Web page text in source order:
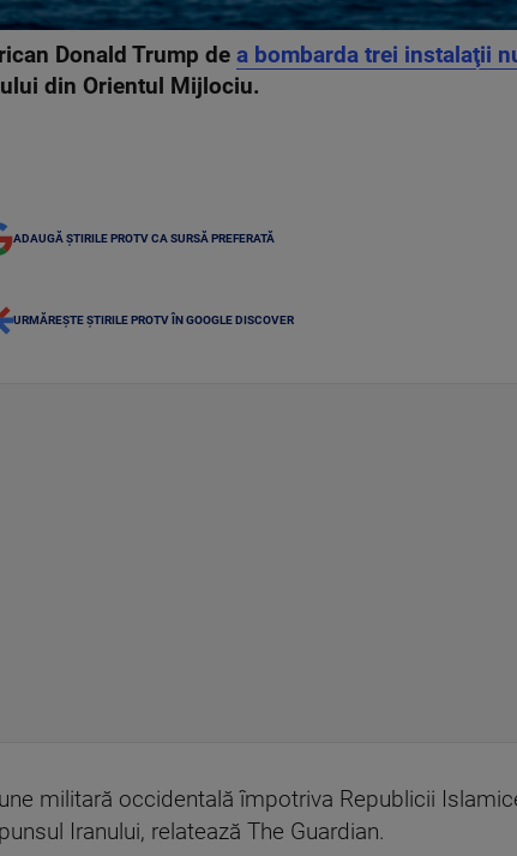
Donald Trump de a bombarda trei instalaţii
din Orientul Mijlociu.
ADAUGĂ ȘTIRILE PROTV CA SURSĂ PREFERATĂ
URMĂREȘTE ȘTIRILE PROTV ÎN GOOGLE DISCOVER
militară occidentală împotriva Republicii
Iranului, relatează The Guardian.